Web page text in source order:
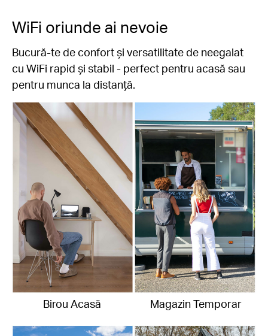
WiFi oriunde ai nevoie
Bucură-te de confort și versatilitate de neegalat
cu WiFi rapid și stabil - perfect pentru acasă sau
pentru munca la distanță.
Birou Acasă Magazin Temporar